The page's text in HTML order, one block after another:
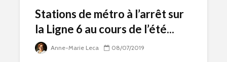
Stations de métro à l’arrêt sur
la Ligne 6 au cours de l’été...
Anne-Marie Leca 08/07/2019